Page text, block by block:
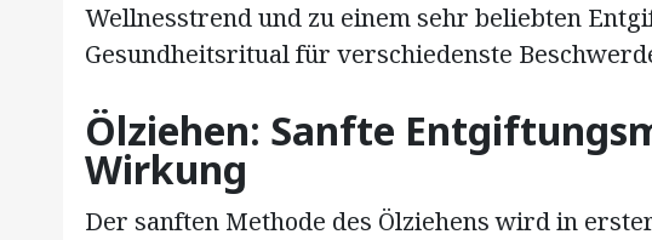
Wellnesstrend und zu einem sehr beliebten
Gesundheitsritual für verschiedenste
Ölziehen: Sanfte
Wirkung
Der sanften Methode des Ölziehens wird in